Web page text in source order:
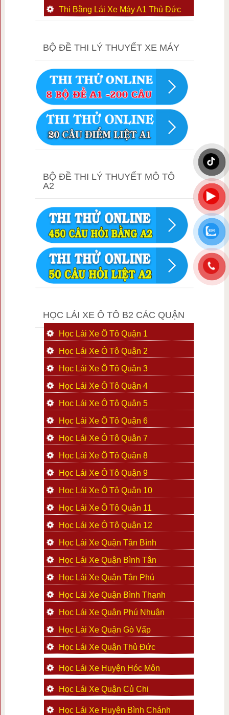
Thi Bằng Lái Xe Máy A1 Thủ Đức
BỘ ĐỀ THI LÝ THUYẾT XE MÁY
BỘ ĐỀ THI LÝ THUYẾT MÔ TÔ
A2
HỌC LÁI XE Ô TÔ B2 CÁC QUẬN
Học Lái Xe Ô Tô Quận 1
Học Lái Xe Ô Tô Quận 2
Học Lái Xe Ô Tô Quận 3
Học Lái Xe Ô Tô Quận 4
Học Lái Xe Ô Tô Quận 5
Học Lái Xe Ô Tô Quận 6
Học Lái Xe Ô Tô Quận 7
Học Lái Xe Ô Tô Quận 8
Học Lái Xe Ô Tô Quận 9
Học Lái Xe Ô Tô Quận 10
Học Lái Xe Ô Tô Quận 11
Học Lái Xe Ô Tô Quận 12
Học Lái Xe Quận Tân Bình
Học Lái Xe Quận Bình Tân
Học Lái Xe Quận Tân Phú
Học Lái Xe Quận Bình Thạnh
Học Lái Xe Quận Phú Nhuận
Học Lái Xe Quận Gò Vấp
Học Lái Xe Quận Thủ Đức
Học Lái Xe Huyện Hóc Môn
Học Lái Xe Quận Củ Chi
Học Lái Xe Huyện Bình Chánh